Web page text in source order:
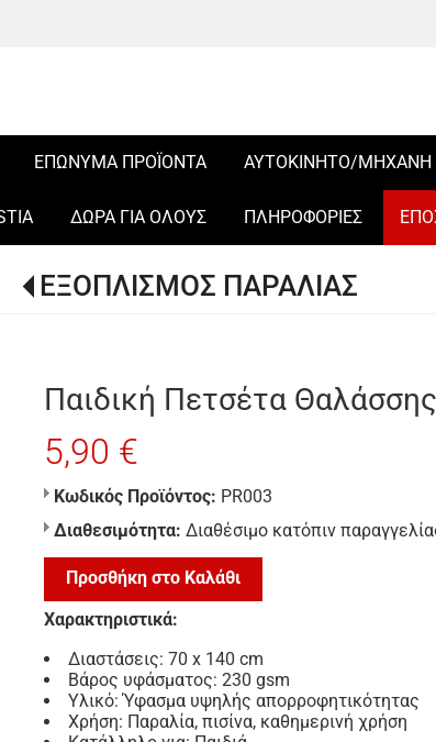
ΕΠΩΝΥΜΑ ΠΡΟΪΟΝΤΑ ΑΥΤΟΚΙΝΗΤΟ/ΜΗΧΑΝΗ
ΔΩΡΑ ΓΙΑ ΟΛΟΥΣ ΠΛΗΡΟΦΟΡΙΕΣ
ΕΞΟΠΛΙΣΜΟΣ ΠΑΡΑΛΙΑΣ
Παιδική Πετσέτα
5,90 €
Κωδικός Προϊόντος: PR003
Διαθεσιμότητα: Διαθέσιμο κατόπιν
Προσθήκη στο Καλάθι
Χαρακτηριστικά:
Διαστάσεις: 70 x 140 cm
Βάρος υφάσματος: 230 gsm
Υλικό: Ύφασμα υψηλής απορροφητικότητας
Χρήση: Παραλία, πισίνα, καθημερινή χρήση